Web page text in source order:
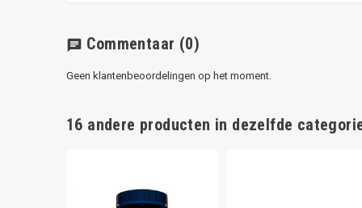
chat Commentaar (0)
Geen klantenbeoordelingen op het moment.
16 andere producten in dezelfde